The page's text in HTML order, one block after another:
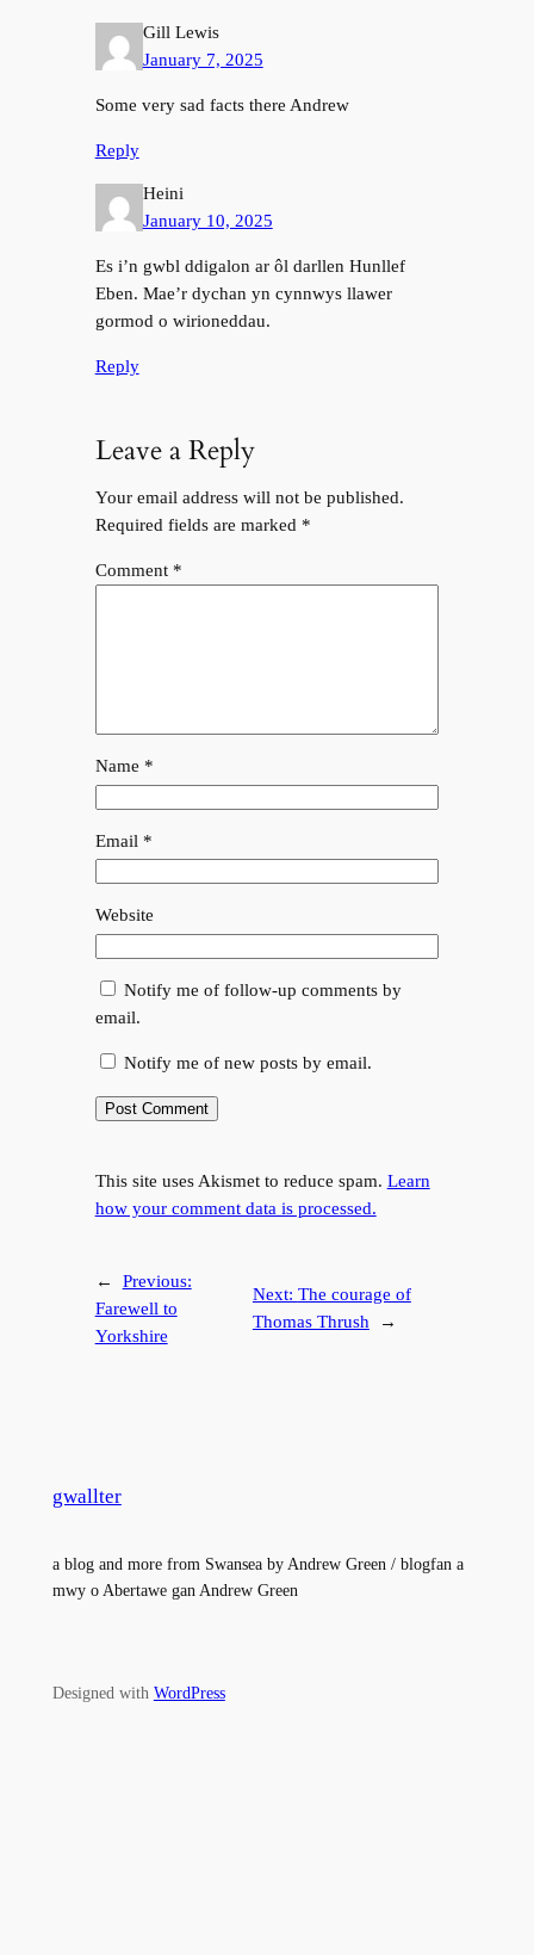
Gill Lewis
January 7, 2025
Some very sad facts there Andrew
Reply
Heini
January 10, 2025
Es i’n gwbl ddigalon ar ôl darllen Hunllef
Eben. Mae’r dychan yn cynnwys llawer
gormod o wirioneddau.
Reply
Leave a Reply
Your email address will not be published.
Required fields are marked *
Comment *
Name *
Email *
Website
Notify me of follow-up comments by
email.
Notify me of new posts by email.
This site uses Akismet to reduce spam. Learn
how your comment data is processed.
←
Previous:
Farewell to
Yorkshire
Next: The courage of
Thomas Thrush
→
gwallter
a blog and more from Swansea by Andrew Green / blogfan a
mwy o Abertawe gan Andrew Green
Designed with WordPress